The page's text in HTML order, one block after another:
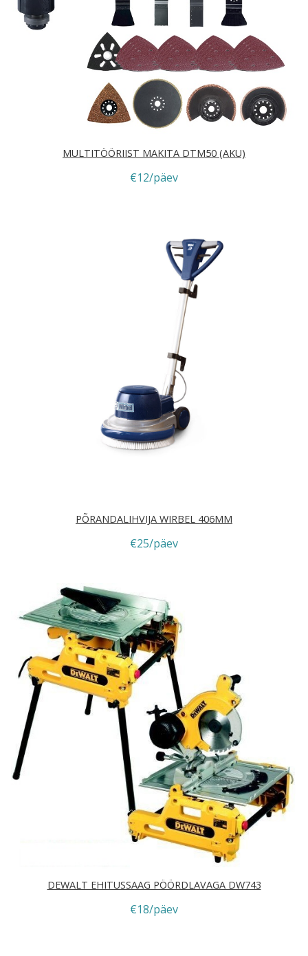
MULTITÖÖRIIST MAKITA DTM50 (AKU)
€12/päev
PÕRANDALIHVIJA WIRBEL 406MM
€25/päev
DEWALT EHITUSSAAG PÖÖRDLAVAGA DW743
€18/päev